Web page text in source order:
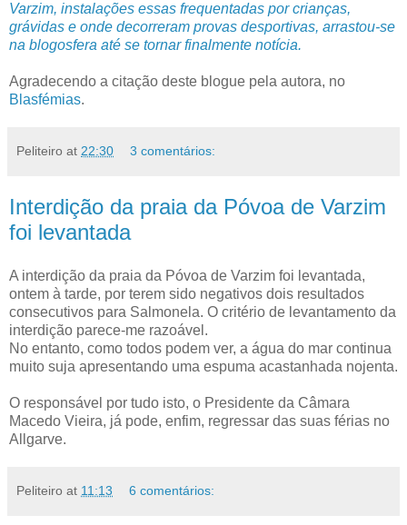
Varzim, instalações essas frequentadas por crianças,
grávidas e onde decorreram provas desportivas, arrastou-se
na blogosfera até se tornar finalmente notícia.
Agradecendo a citação deste blogue pela autora, no
Blasfémias.
Peliteiro at 22:30 3 comentários:
Interdição da praia da Póvoa de Varzim
foi levantada
A interdição da praia da Póvoa de Varzim foi levantada,
ontem à tarde, por terem sido negativos dois resultados
consecutivos para Salmonela. O critério de levantamento da
interdição parece-me razoável.
No entanto, como todos podem ver, a água do mar continua
muito suja apresentando uma espuma acastanhada nojenta.
O responsável por tudo isto, o Presidente da Câmara
Macedo Vieira, já pode, enfim, regressar das suas férias no
Allgarve.
Peliteiro at 11:13 6 comentários: